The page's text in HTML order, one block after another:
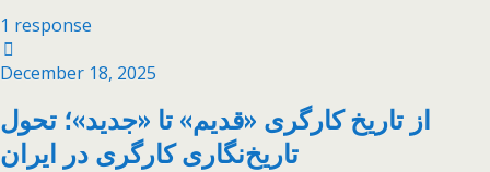
1 response
December 18, 2025
از تاریخ کارگری «قدیم» تا «جدید»؛ تحول
تاریخ‌نگاری کارگری در ایران